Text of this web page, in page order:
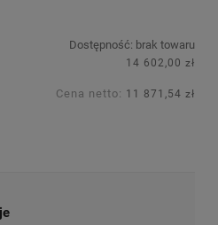
Dostępność: brak towaru
14 602,00 zł
Cena netto: 11 871,54 zł